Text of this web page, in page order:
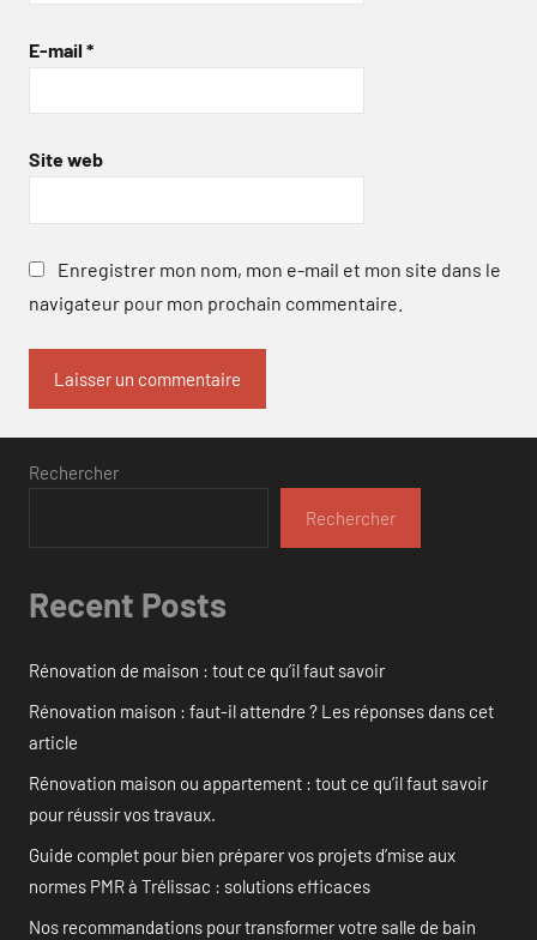
E-mail *
Site web
Enregistrer mon nom, mon e-mail et mon site dans le
navigateur pour mon prochain commentaire.
Rechercher
Rechercher
Recent Posts
Rénovation de maison : tout ce qu’il faut savoir
Rénovation maison : faut-il attendre ? Les réponses dans cet
article
Rénovation maison ou appartement : tout ce qu’il faut savoir
pour réussir vos travaux.
Guide complet pour bien préparer vos projets d’mise aux
normes PMR à Trélissac : solutions efficaces
Nos recommandations pour transformer votre salle de bain